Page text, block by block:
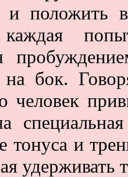
и положить
каждая
на бок.
человек
тонуса и
удерживать